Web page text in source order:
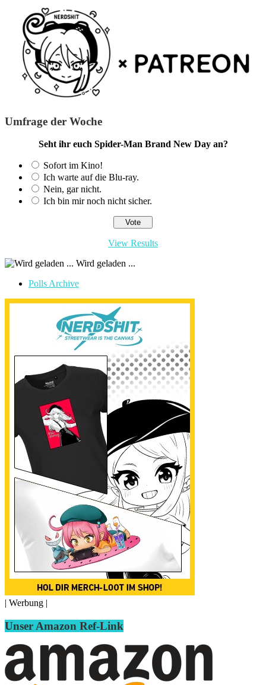
Umfrage der Woche
Seht ihr euch Spider-Man Brand New Day an?
Sofort im Kino!
Ich warte auf die Blu-ray.
Nein, gar nicht.
Ich bin mir noch nicht sicher.
View Results
Wird geladen ...
Polls Archive
| Werbung |
Unser Amazon Ref-Link